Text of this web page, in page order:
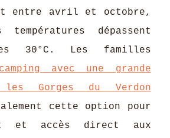
entre avril et octobre,
dépassent
les 30°C. Les familles
camping avec une grande
Gorges du Verdon
cette option pour
et accès direct aux